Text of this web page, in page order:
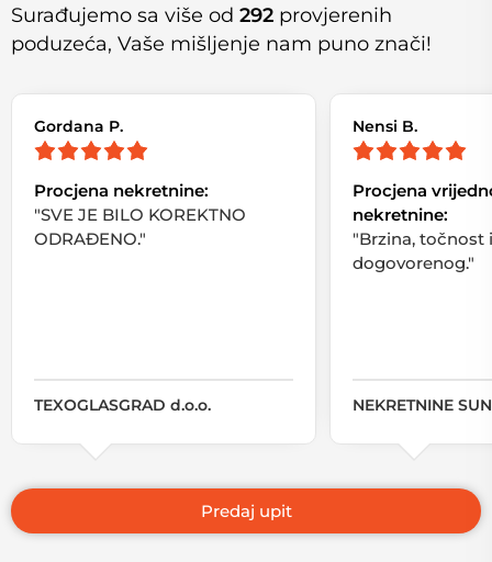
Surađujemo sa više od 292 provjerenih
poduzeća, Vaše mišljenje nam puno znači!
Gordana P.
Procjena nekretnine:
"SVE JE BILO KOREKTNO
ODRAĐENO."
TEXOGLASGRAD d.o.o.
Nensi B.
Procjena
nekretnine:
"Brzina, točnost
dogovorenog."
NEKRETNINE